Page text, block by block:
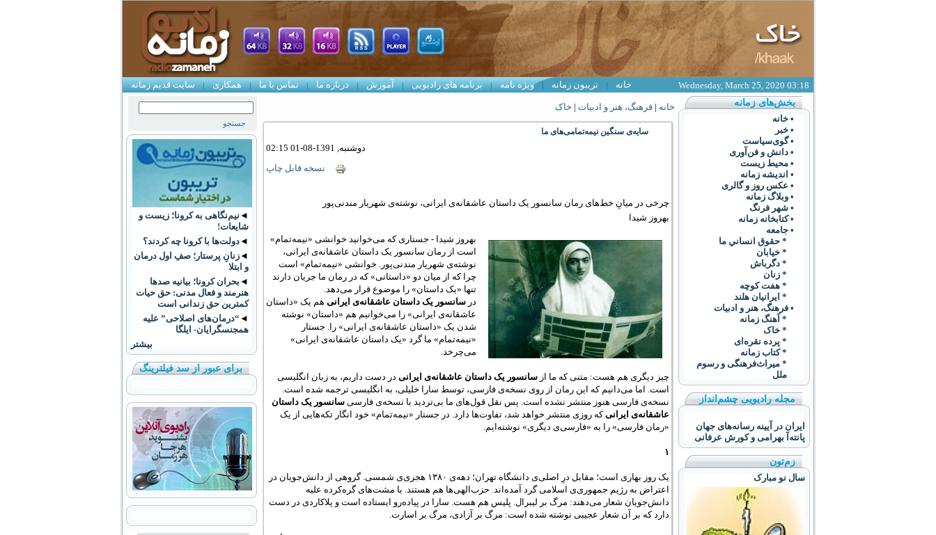
سایت قدیم زمانه همکاری تماس با ما درباره ما آموزش برنامه های رادیویی ویژه نامه تریبون زمانه خانه
بخش‌های زمانه
• خانه
• خبر
• گوی‌سياست
• دانش و فن‌آوری
• محیط زیست
• انديشه زمانه
• عکس روز و گالری
• وبلاگ زمانه
• شهر فرنگ
• کتابخانه زمانه
• جامعه
* حقوق انساني ما
* خيابان
* دگرباش
* زنان
* هفت کوچه
* ايرانيان هلند
• فرهنگ،‌ هنر و ادبيات
* آهنگ زمانه
* خاک
* پرده نقره‌ای
* کتاب زمانه
* ميراث‌فرهنگی و رسوم
ملل
مجله رادیویی چشم‌انداز
ایران در آیینه رسانه‌های جهان
پانته‌آ بهرامی و کورش عرفانی
زم‌تون
سال نو مبارک
Wednesday, March 25, 2020 03:18
خانه | فرهنگ،‌ هنر و ادبيات | خاک
سایه‌ی سنگین نیمه‌تمامی‌های ما
دوشنبه, 1391-08-01 02:15
نسخه قابل چاپ
چرخی در میانِ خط‌های رمان سانسور یک داستان عاشقانه‌ی ایرانی، نوشته‌ی شهریار مندنی‌پور
بهروز شیدا
بهروز شیدا - جستاری که می‌خوانید خوانشی «نیمه‌تمام»
است از رمان سانسور یک داستان عاشقانه‌ی ایرانی،
نوشته‌ی شهریار مندنی‌پور. خوانشی «نیمه‌تمام» است
چرا که از میان دو «داستانی» که در رمان ما جریان دارند
تنها «یک داستان» را موضوع قرار می‌دهد.
در سانسور یک داستان عاشقانه‌ی ایرانی هم یک «داستان
عاشقانه‌ی ایرانی» را می‌خوانیم هم «داستان» نوشته
شدن یک «داستان عاشقانه‌ی ایرانی» را. جستار
«نیمه‌تمام» ما گرد «یک داستان عاشقانه‌ی ایرانی»
می‌چرخد.
چیز دیگری هم هست: متنی که ما از سانسور یک داستان عاشقانه‌ی ایرانی در دست داریم، به زبان انگلیسی
است. اما می‌دانیم که این رمان از روی نسخه‌ی فارسی، توسط سارا خلیلی، به انگلیسی ترجمه شده است.
نسخه‌‌ی فارسی هنوز منتشر نشده است. پس نقل قول‌های ما بی‌تردید با نسخه‌ی فارسی سانسور یک داستان
عاشقانه‌ی ایرانیکه روزی منتشر خواهد شد، تفاوت‌ها دارد. در جستار «نیمه‌تمام» خود انگار تکه‌هایی از یک
«رمان فارسی» را به «فارسی‌ی دیگری» نوشته‌ایم.
۱
یک روز بهاری است؛ مقابل درِ اصلی‌ی دانشگاه تهران؛ دهه‌ی ۱۳۸۰ هجری‌‌ی شمسی. گروهی از دانش‌جویان در
اعتراض به رژیم جمهوری‌ی اسلامی گرد آمده‌اند. حزب‌الهی‌ها هم هستند. با مشت‌های گره‌کرده علیه
دانش‌جویان شعار می‌دهند: مرگ بر لیبرال‌. پلیس هم هست. سارا در پیاده‌رو ایستاده است و پلاکاردی در دست
دارد که بر آن شعار عجیبی نوشته شده است: مرگ بر آزادی، مرگ بر اسارت.
◄ نیم‌نگاهی به کرونا؛ زیست و
شایعات!
◄ دولت‌ها با کرونا چه کردند؟
◄ زنانِ پرستار؛ صفِ اول درمان
و ابتلا
◄ بحران کرونا؛ بیانیه صدها
هنرمند و فعال مدنی: حق حیات
کمترین حق زندانی است
◄ “درمان‌های اصلاحی” علیه
همجنسگرایان- ایلگا
بیشتر
برای عبور از سد فیلترینگ